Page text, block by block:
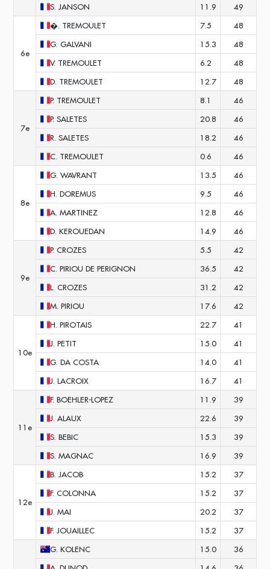
S. JANSON 11.9 49
6e
�. TREMOULET 7.5
48
G. GALVANI 15.3
48
V. TREMOULET 6.2
48
D. TREMOULET 12.7 48
7e
P. TREMOULET 8.1
46
P. SALETES 20.8
46
R. SALETES 18.2
46
C. TREMOULET 0.6 46
8e
G. WAVRANT 13.5
46
H. DOREMUS 9.5
46
A. MARTINEZ 12.8
46
D. KEROUEDAN 14.9 46
9e
P. CROZES 5.5
42
C. PIRIOU DE PERIGNON 36.5
42
L. CROZES 31.2
42
M. PIRIOU 17.6 42
10e
H. PIROTAIS 22.7
41
J. PETIT 15.0
41
G. DA COSTA 14.0
41
J. LACROIX 16.7 41
11e
F. BOEHLER-LOPEZ 11.9
39
J. ALAUX 22.6
39
S. BEBIC 15.3
39
S. MAGNAC 16.9 39
12e
B. JACOB 15.2
37
F. COLONNA 15.2
37
J. MAI 20.2
37
F. JOUAILLEC 15.2 37
G. KOLENC 15.0
36